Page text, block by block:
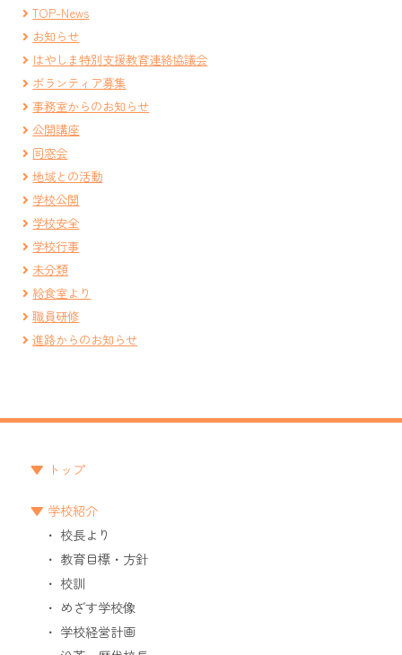
TOP-News
お知らせ
はやしま特別支援教育連絡協議会
ボランティア募集
事務室からのお知らせ
公開講座
同窓会
地域との活動
学校公開
学校安全
学校行事
未分類
給食室より
職員研修
進路からのお知らせ
トップ
学校紹介
校長より
教育目標・方針
校訓
めざす学校像
学校経営計画